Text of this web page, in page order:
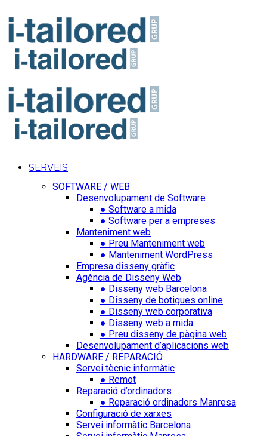
SERVEIS
SOFTWARE / WEB
Desenvolupament de Software
● Software a mida
● Software per a empreses
Manteniment web
● Preu Manteniment web
● Manteniment WordPress
Empresa disseny gràfic
Agència de Disseny Web
● Disseny web Barcelona
● Disseny de botigues online
● Disseny web corporativa
● Disseny web a mida
● Preu disseny de pàgina web
Desenvolupament d’aplicacions web
HARDWARE / REPARACIÓ
Servei tècnic informàtic
● Remot
Reparació d’ordinadors
● Reparació ordinadors Manresa
Configuració de xarxes
Servei informàtic Barcelona